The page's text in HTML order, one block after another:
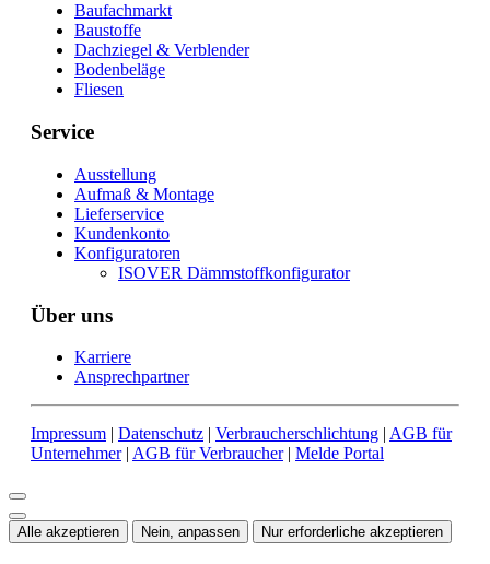
Baufachmarkt
Baustoffe
Dachziegel & Verblender
Bodenbeläge
Fliesen
Service
Ausstellung
Aufmaß & Montage
Lieferservice
Kundenkonto
Konfiguratoren
ISOVER Dämmstoffkonfigurator
Über uns
Karriere
Ansprechpartner
Impressum | Datenschutz | Verbraucherschlichtung | AGB für
Unternehmer| AGB für Verbraucher| Melde Portal
Alle akzeptieren Nein, anpassen Nur erforderliche akzeptieren